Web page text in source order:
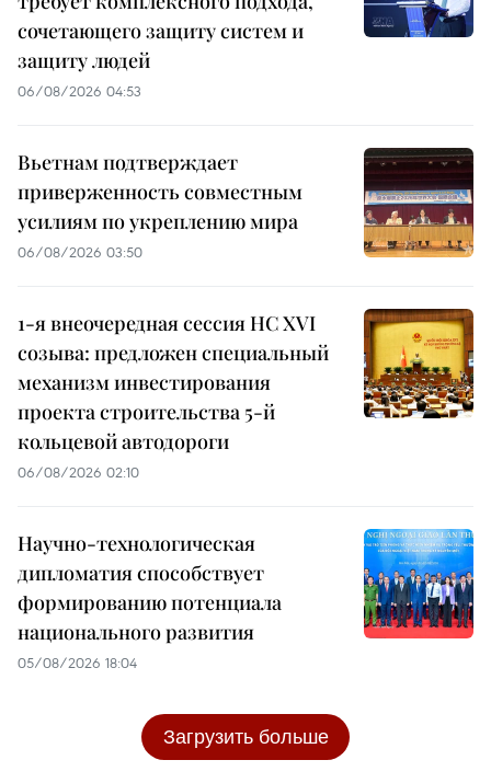
сочетающего защиту систем и
защиту людей
06/08/2026 04:53
Вьетнам подтверждает
приверженность совместным
усилиям по укреплению мира
06/08/2026 03:50
1-я внеочередная сессия НС XVI
созыва: предложен специальный
механизм инвестирования
проекта строительства 5-й
кольцевой автодороги
06/08/2026 02:10
Научно-технологическая
дипломатия способствует
формированию потенциала
национального развития
05/08/2026 18:04
Загрузить больше